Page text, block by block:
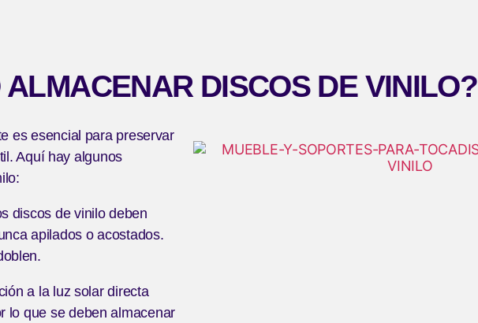
ALMACENAR DISCOS DE VINILO?
es esencial para preservar
Aquí hay algunos
discos de vinilo deben
apilados o acostados.
a la luz solar directa
lo que se deben almacenar